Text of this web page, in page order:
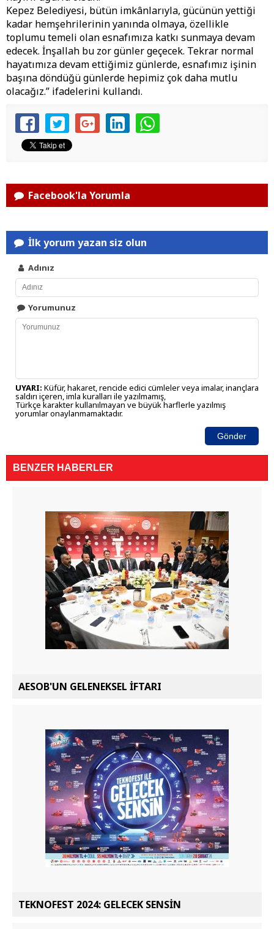
Kepez Belediyesi, bütün imkânlarıyla, gücünün yettiği
kadar hemşehrilerinin yanında olmaya, özellikle
toplumu temeli olan esnafımıza katkı sunmaya devam
edecek. İnşallah bu zor günler geçecek. Tekrar normal
hayatımıza devam ettiğimiz günlerde, esnafımız işinin
başına döndüğü günlerde hepimiz çok daha mutlu
olacağız.” ifadelerini kullandı.
Facebook'la Yorumla
İlk yorum yazan siz olun
Adınız
Yorumunuz
UYARI: Küfür, hakaret, rencide edici cümleler veya imalar, inançlara
saldırı içeren, imla kuralları ile yazılmamış,
Türkçe karakter kullanılmayan ve büyük harflerle yazılmış
yorumlar onaylanmamaktadır.
Gönder
BENZER HABERLER
AESOB'UN GELENEKSEL İFTARI
TEKNOFEST 2024: GELECEK SENSİN